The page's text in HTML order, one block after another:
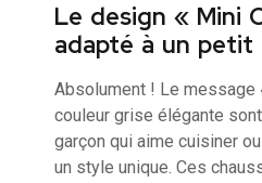
Le design « Mini
adapté à un petit
Absolument ! Le message
couleur grise élégante
garçon qui aime cuisiner
un style unique. Ces